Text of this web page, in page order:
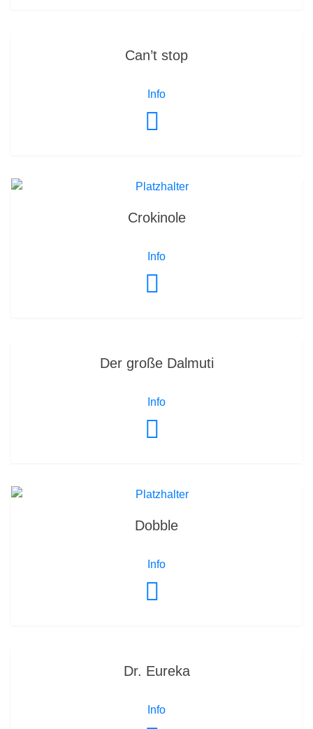
Can’t stop
Info
Crokinole
Info
Der große Dalmuti
Info
Dobble
Info
Dr. Eureka
Info